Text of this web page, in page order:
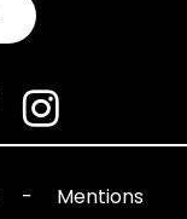
-
Mentions